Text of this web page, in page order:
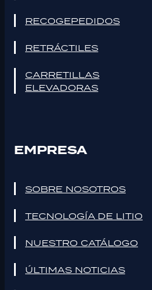
RECOGEPEDIDOS
RETRÁCTILES
CARRETILLAS
ELEVADORAS
EMPRESA
SOBRE NOSOTROS
TECNOLOGÍA DE LITIO
NUESTRO CATÁLOGO
ÚLTIMAS NOTICIAS